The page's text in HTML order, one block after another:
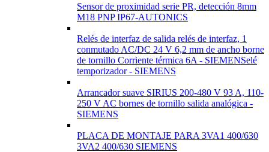
Sensor de proximidad serie PR, detección 8mm
M18 PNP IP67-AUTONICS
Relés de interfaz de salida relés de interfaz, 1
conmutado AC/DC 24 V 6,2 mm de ancho borne
de tornillo Corriente térmica 6A - SIEMENSelé
temporizador - SIEMENS
Arrancador suave SIRIUS 200-480 V 93 A, 110-
250 V AC bornes de tornillo salida analógica -
SIEMENS
PLACA DE MONTAJE PARA 3VA1 400/630
3VA2 400/630 SIEMENS